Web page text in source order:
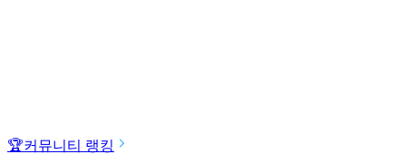
🏆커뮤니티 랭킹